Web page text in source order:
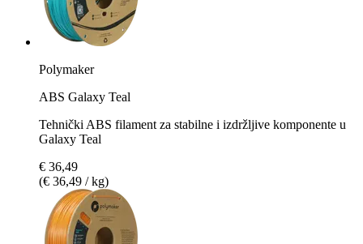
Polymaker
ABS Galaxy Teal
Tehnički ABS filament za stabilne i izdržljive komponente u
Galaxy Teal
€ 36,49
(€ 36,49 / kg)